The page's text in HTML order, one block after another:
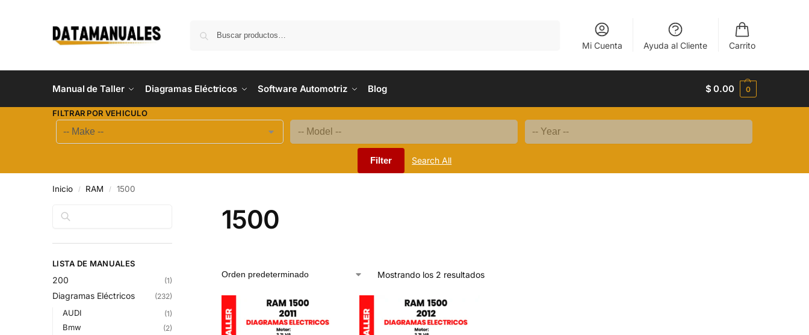
Mi Cuenta Ayuda al Cliente Carrito
Manual de Taller Diagramas Eléctricos Software Automotriz Blog $ 0.00 0
FILTRAR POR VEHICULO
Filter Search All
Inicio / RAM / 1500
1500
Mostrando los 2 resultados
LISTA DE MANUALES
200 (1)
Diagramas Eléctricos (232)
AUDI (1)
Bmw (2)